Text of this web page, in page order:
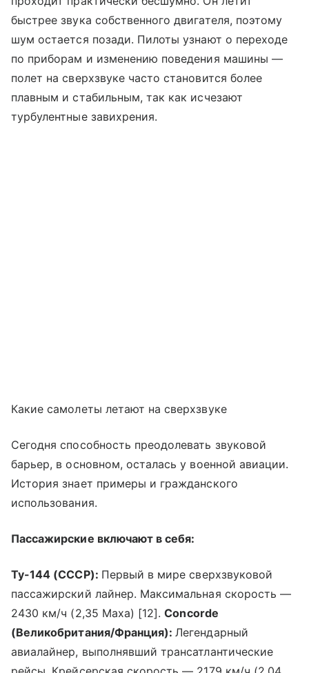
быстрее звука собственного двигателя, поэтому
шум остается позади. Пилоты узнают о переходе
по приборам и изменению поведения машины —
полет на сверхзвуке часто становится более
плавным и стабильным, так как исчезают
турбулентные завихрения.
Какие самолеты летают на сверхзвуке
Сегодня способность преодолевать звуковой
барьер, в основном, осталась у военной авиации.
История знает примеры и гражданского
использования.
Пассажирские включают в себя:
Ту-144 (СССР): Первый в мире сверхзвуковой
пассажирский лайнер. Максимальная скорость —
2430 км/ч (2,35 Маха) [12].Concorde
(Великобритания/Франция):Легендарный
авиалайнер, выполнявший трансатлантические